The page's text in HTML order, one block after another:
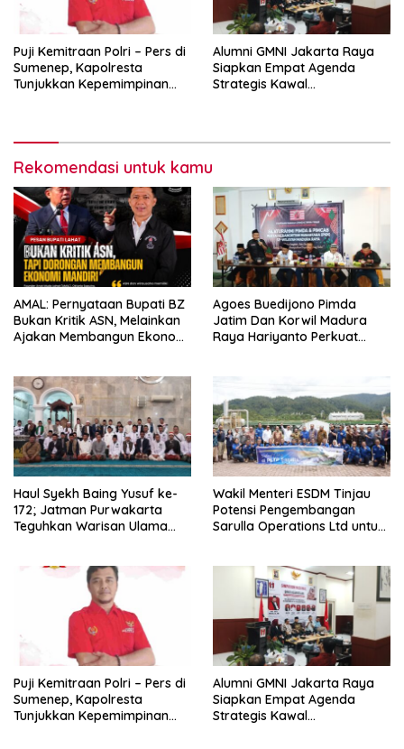
Puji Kemitraan Polri – Pers di
Sumenep, Kapolresta
Tunjukkan Kepemimpinan
Alumni GMNI Jakarta Raya
Siapkan Empat Agenda
Strategis Kawal
Rekomendasi untuk kamu
AMAL: Pernyataan Bupati BZ
Bukan Kritik ASN, Melainkan
Ajakan Membangun Ekonomi
Agoes Buedijono Pimda
Jatim Dan Korwil Madura
Raya Hariyanto Perkuat
Haul Syekh Baing Yusuf ke-
172; Jatman Purwakarta
Teguhkan Warisan Ulama
Wakil Menteri ESDM Tinjau
Potensi Pengembangan
Sarulla Operations Ltd untuk
Puji Kemitraan Polri – Pers di
Sumenep, Kapolresta
Tunjukkan Kepemimpinan
Alumni GMNI Jakarta Raya
Siapkan Empat Agenda
Strategis Kawal